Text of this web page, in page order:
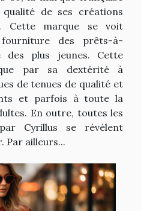
de ses créations
Cette marque se voit
des prêts-à-
plus jeunes. Cette
par sa dextérité à
de tenues de qualité et
et parfois à toute la
En outre, toutes les
Cyrillus se révèlent
Par ailleurs...